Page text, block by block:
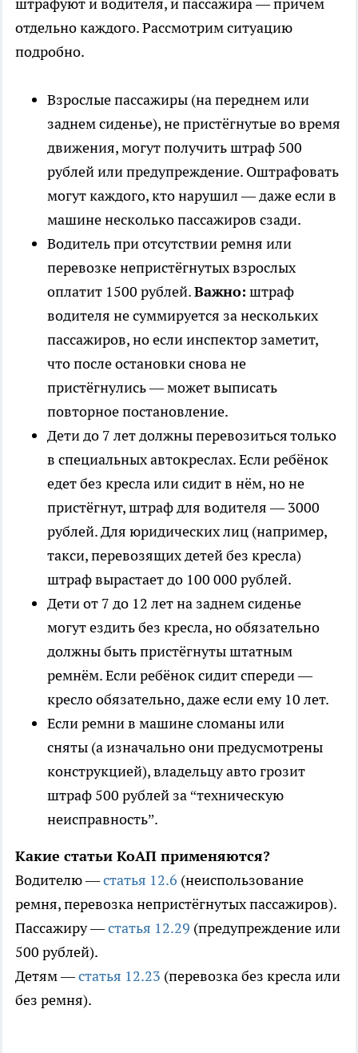
отдельно каждого. Рассмотрим ситуацию
подробно.
Взрослые пассажиры (на переднем или
заднем сиденье), не пристёгнутые во время
движения, могут получить штраф 500
рублей или предупреждение. Оштрафовать
могут каждого, кто нарушил — даже если в
машине несколько пассажиров сзади.
Водитель при отсутствии ремня или
перевозке непристёгнутых взрослых
оплатит 1500 рублей.Важно: штраф
водителя не суммируется за нескольких
пассажиров, но если инспектор заметит,
что после остановки снова не
пристёгнулись — может выписать
повторное постановление.
Дети до 7 лет должны перевозиться только
в специальных автокреслах. Если ребёнок
едет без кресла или сидит в нём, но не
пристёгнут, штраф для водителя — 3000
рублей. Для юридических лиц (например,
такси, перевозящих детей без кресла)
штраф вырастает до 100 000 рублей.
Дети от 7 до 12 лет на заднем сиденье
могут ездить без кресла, но обязательно
должны быть пристёгнуты штатным
ремнём. Если ребёнок сидит спереди —
кресло обязательно, даже если ему 10 лет.
Если ремни в машине сломаны или
сняты (а изначально они предусмотрены
конструкцией), владельцу авто грозит
штраф 500 рублей за “техническую
неисправность”.
Какие статьи КоАП применяются?
Водителю —статья 12.6 (неиспользование
ремня, перевозка непристёгнутых пассажиров).
Пассажиру —статья 12.29 (предупреждение или
500 рублей).
Детям —статья 12.23 (перевозка без кресла или
без ремня).